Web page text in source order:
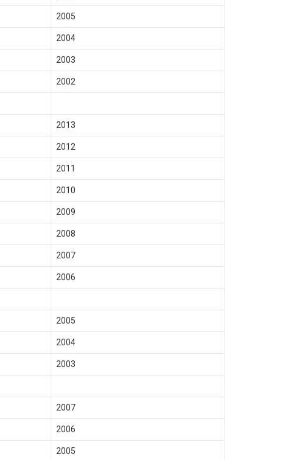
2005
2004
2003
2002
2013
2012
2011
2010
2009
2008
2007
2006
2005
2004
2003
2007
2006
2005